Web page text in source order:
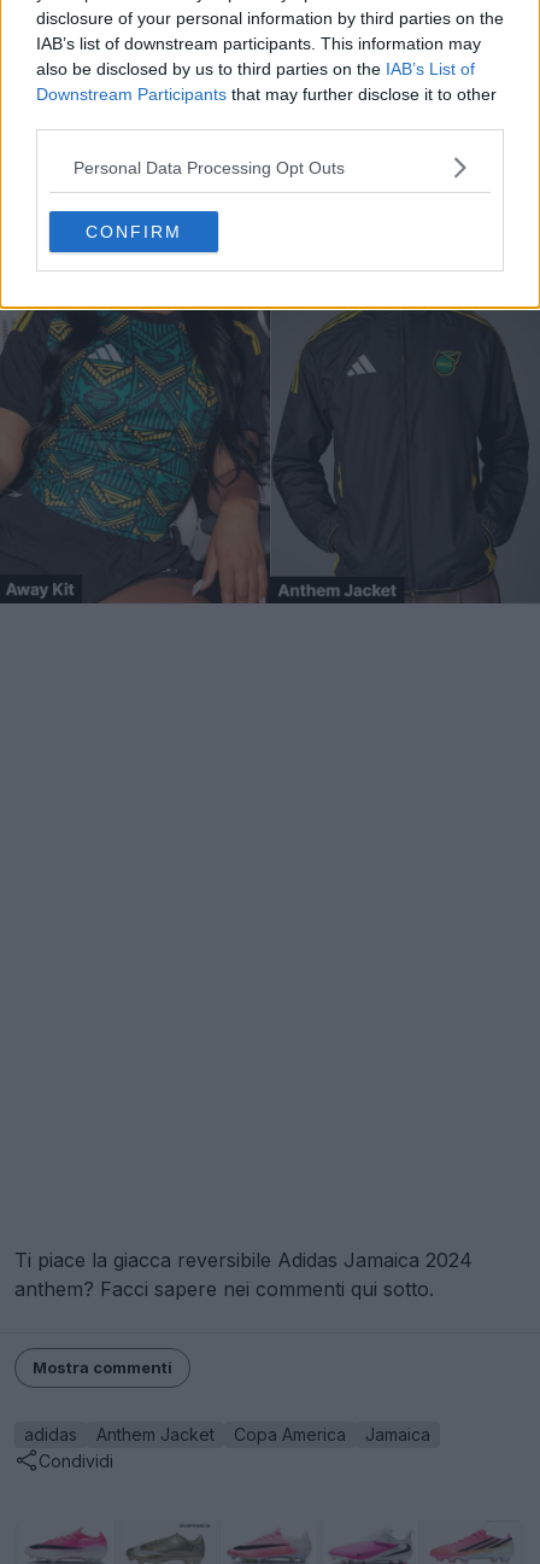
disclosure of your personal information by third parties on the
IAB’s list of downstream participants. This information may
also be disclosed by us to third parties on the IAB’s List of
Downstream Participants that may further disclose it to other
Personal Data Processing Opt Outs
CONFIRM
Maglia Giamaica 2024 da trasferta e giacca
Anthem all'interno
Ti piace la giacca reversibile Adidas Jamaica 2024
anthem? Facci sapere nei commenti qui sotto.
Mostra commenti
adidas Anthem Jacket Copa America
Jamaica
Condividi